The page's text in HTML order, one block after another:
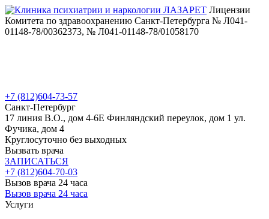
Лицензии
Комитета по здравоохранению Санкт-Петербурга № Л041-
01148-78/00362373, № Л041-01148-78/01058170
+7 (812)604-73-57
Санкт-Петербург
17 линия В.О., дом 4-6Е Финляндский переулок, дом 1 ул.
Фучика, дом 4
Круглосуточно без выходных
Вызвать врача
ЗАПИСАТЬСЯ
+7 (812)604-70-03
Вызов врача 24 часа
Вызов врача 24 часа
Услуги